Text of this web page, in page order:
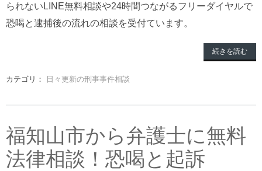
られないLINE無料相談や24時間つながるフリーダイヤルで
恐喝と逮捕後の流れの相談を受付ています。
続きを読む
カテゴリ： 日々更新の刑事事件相談
福知山市から弁護士に無料
法律相談！恐喝と起訴